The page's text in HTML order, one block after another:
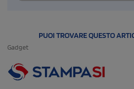
PUOI TROVARE QUESTO
Gadget